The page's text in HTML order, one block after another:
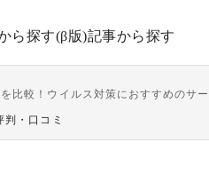
ら探す(β版)記事から探す
比較！ウイルス対策におすすめのサー
・口コミ